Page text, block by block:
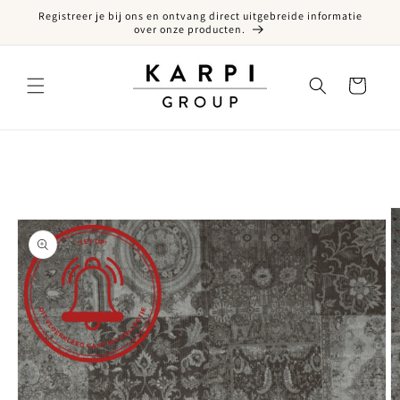
naar de content
Registreer je bij ons en ontvang direct uitgebreide informatie
over onze producten.
Winkelwagen
naar productinformatie